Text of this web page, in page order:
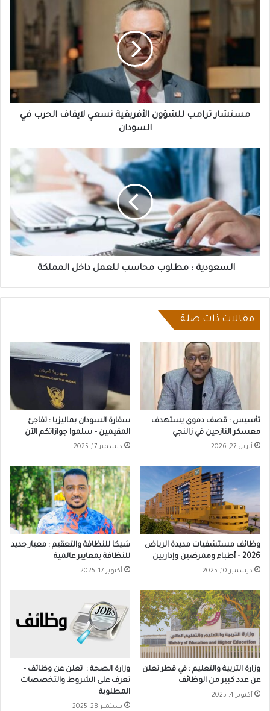
الأفريقية
في
السودان
مستشار ترامب للشؤون الأفريقية نسعي لايقاف الحرب في
السودان
السعودية
محاسب
للعمل
داخل
السعودية : مطلوب محاسب للعمل داخل المملكة
مقالات ذات صلة
تأسيس : قصف دموي يستهدف
معسكر النازحين في زالنجي
أبريل 27, 2026
سفارة السودان بماليزيا : تفاجئ
المقيمين – سلموا جوازاتكم الآن
ديسمبر 17, 2025
وظائف مستشفيات مديدة الرياض
2026 – أطباء وممرضين وإداريين
ديسمبر 10, 2025
شيكا للنظافة والتعقيم : معيار جديد
للنظافة بمعايير عالمية
أكتوبر 17, 2025
وزارة التربية والتعليم : في قطر تعلن
عن عدد كبير من الوظائف
أكتوبر 4, 2025
وزارة الصحة : تعلن عن وظائف –
تعرف على الشروط والتخصصات
المطلوبة
سبتمبر 28, 2025